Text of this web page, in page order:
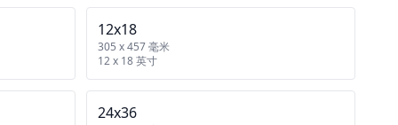
12x18
305 x 457 毫米
12 x 18 英寸
24x36